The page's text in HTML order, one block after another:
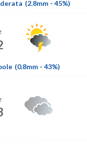
(2.8mm - 45%)
(0.8mm - 43%)